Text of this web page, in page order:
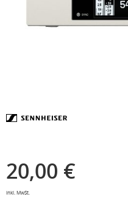
20,00 €
inkl. MwSt.